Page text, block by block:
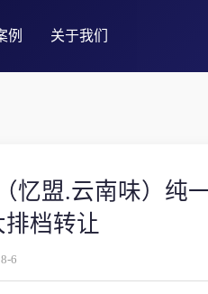
例 关于我们
忆盟.云南味）纯
排档转让
8-6